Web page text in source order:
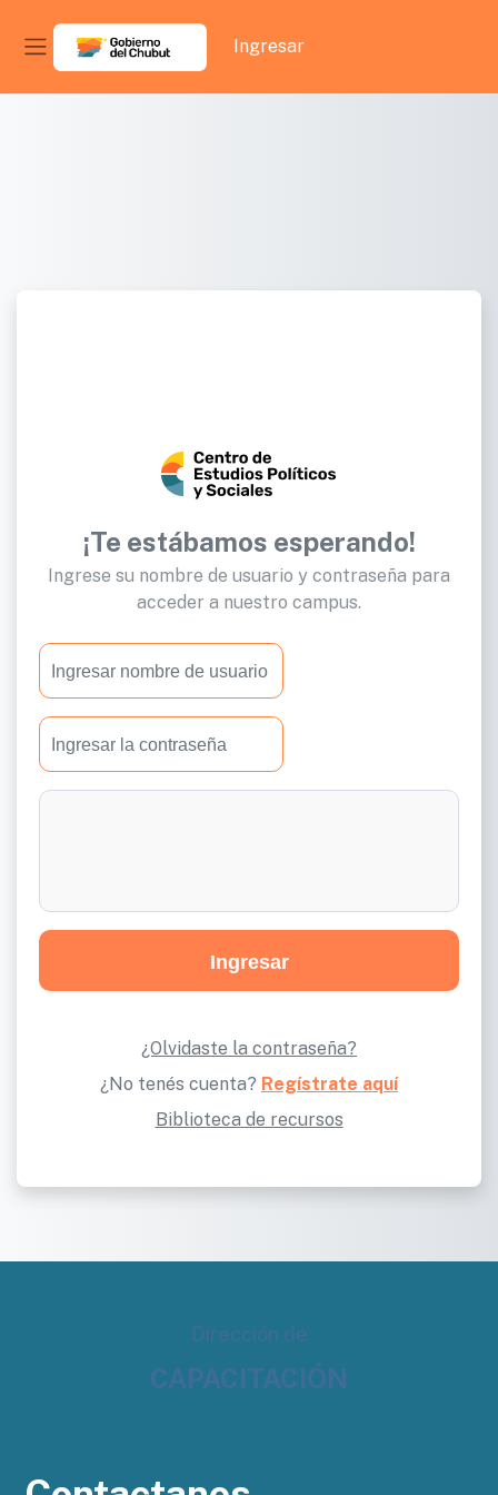
Salta al contenido principal
Panel lateral
Ingresar
Campus
Virtual
-
Capacitación
¡Te estábamos esperando!
Ingrese su nombre de usuario y contraseña para
acceder a nuestro campus.
Ingresar
¿Olvidaste la contraseña?
¿No tenés cuenta? Regístrate aquí
Biblioteca de recursos
Dirección de
CAPACITACIÓN